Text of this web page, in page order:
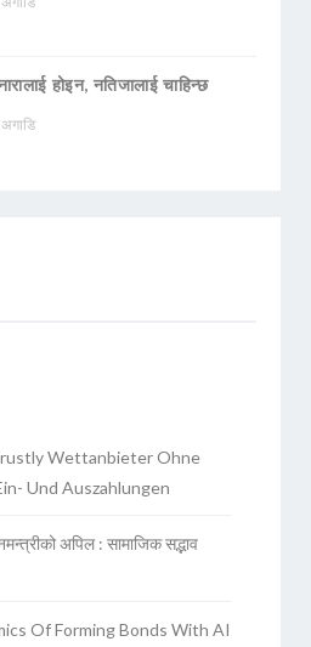
होइन, नतिजालाई चाहिन्छ
Wettanbieter Ohne
Und Auszahlungen
अपिल : सामाजिक सद्भाव
Of Forming Bonds With AI